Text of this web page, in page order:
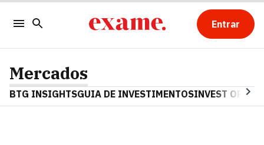
Entrar
Mercados
BTG INSIGHTSGUIA DE INVESTIMENTOSINVEST OPINA